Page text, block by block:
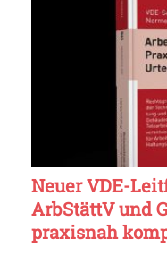
Neuer VDE-
ArbStättV und
praxisnah